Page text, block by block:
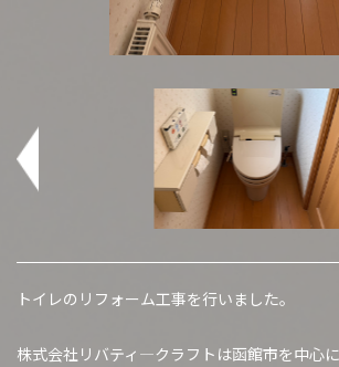
トイレのリフォーム工事を行いました。
株式会社リバティ―クラフトは函館市を中心